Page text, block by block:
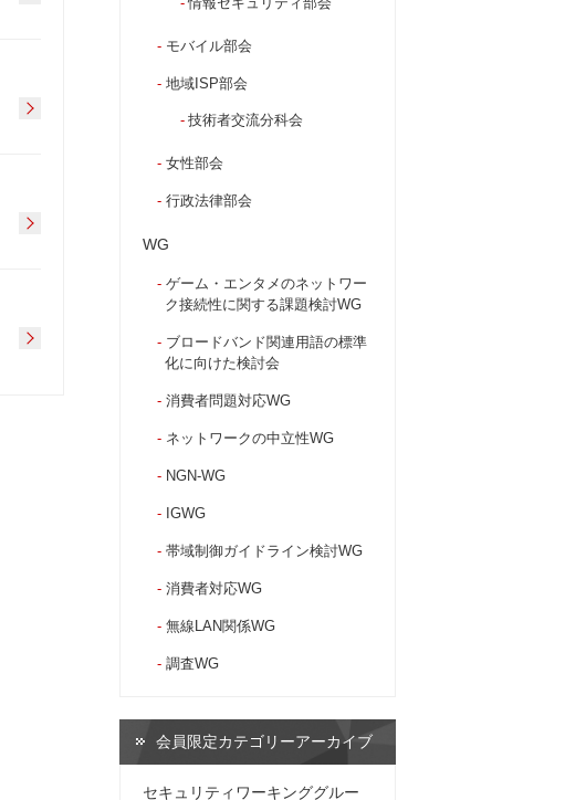
情報セキュリティ部会
モバイル部会
地域ISP部会
技術者交流分科会
女性部会
行政法律部会
WG
ゲーム・エンタメのネットワー
ク接続性に関する課題検討WG
ブロードバンド関連用語の標準
化に向けた検討会
消費者問題対応WG
ネットワークの中立性WG
NGN-WG
IGWG
帯域制御ガイドライン検討WG
消費者対応WG
無線LAN関係WG
調査WG
会員限定カテゴリーアーカイブ
セキュリティワーキンググルー